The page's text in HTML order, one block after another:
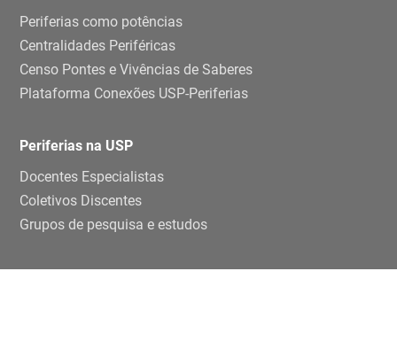
Periferias como potências
Centralidades Periféricas
Censo Pontes e Vivências de Saberes
Plataforma Conexões USP-Periferias
Periferias na USP
Docentes Especialistas
Coletivos Discentes
Grupos de pesquisa e estudos